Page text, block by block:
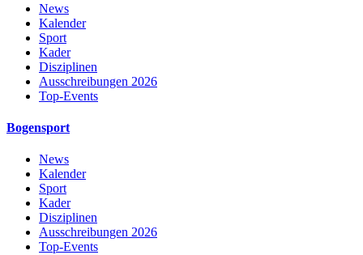
News
Kalender
Sport
Kader
Disziplinen
Ausschreibungen 2026
Top-Events
Bogensport
News
Kalender
Sport
Kader
Disziplinen
Ausschreibungen 2026
Top-Events